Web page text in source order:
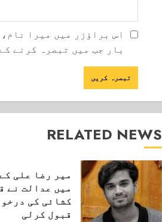
اس براؤزر میں میرا
بار جب میں تبصرہ کرنے
RELATED NEWS
میر رضا علی
میں عدالت نے
کشائی کی
قبول کرلی